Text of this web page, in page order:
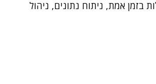
בזמן אמת, ניתוח נתונים, ניהול